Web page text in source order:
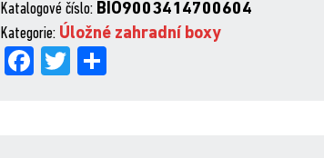
-
ŠEDÝ
množství
Katalogové číslo: BIO9003414700604
Kategorie: Úložné zahradní boxy
Fa
Tw